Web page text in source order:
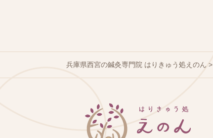
兵庫県西宮の鍼灸専門院 はりきゅう処えのん >